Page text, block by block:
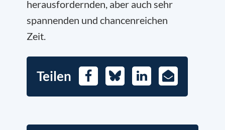
herausfordernden, aber auch sehr
spannenden und chancenreichen
Zeit.
Teilen FacebookBlueskyLinkedIn
E-
Mail